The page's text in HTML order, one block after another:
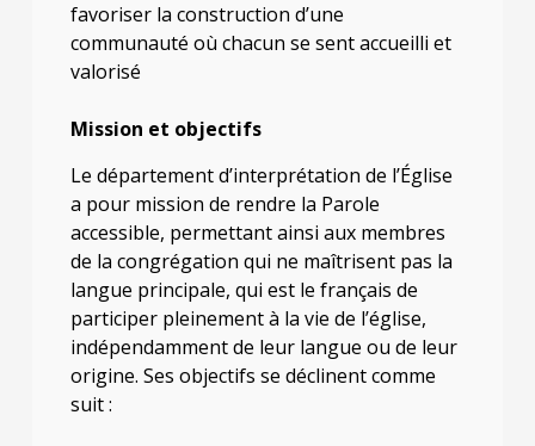
favoriser la construction d’une
communauté où chacun se sent accueilli et
valorisé
Mission et objectifs
Le département d’interprétation de l’Église
a pour mission de rendre la Parole
accessible, permettant ainsi aux membres
de la congrégation qui ne maîtrisent pas la
langue principale, qui est le français de
participer pleinement à la vie de l’église,
indépendamment de leur langue ou de leur
origine. Ses objectifs se déclinent comme
suit :